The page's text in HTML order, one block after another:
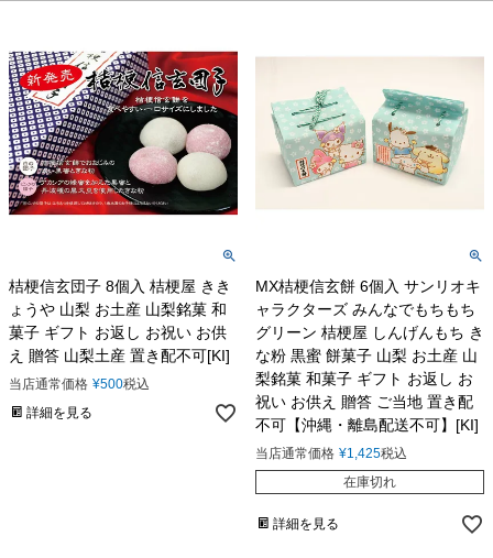
桔梗信玄団子 8個入 桔梗屋 きき
ょうや 山梨 お土産 山梨銘菓 和
菓子 ギフト お返し お祝い お供
え 贈答 山梨土産 置き配不可[KI]
当店通常価格 ¥500税込
詳細を見る
MX桔梗信玄餅 6個入 サンリオキ
ャラクターズ みんなでもちもち
グリーン 桔梗屋 しんげんもち き
な粉 黒蜜 餅菓子 山梨 お土産 山
梨銘菓 和菓子 ギフト お返し お
祝い お供え 贈答 ご当地 置き配
不可【沖縄・離島配送不可】[KI]
当店通常価格 ¥1,425税込
在庫切れ
詳細を見る